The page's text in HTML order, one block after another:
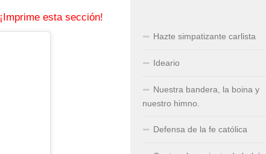
¡Imprime esta sección!
Hazte simpatizante carlista
Ideario
Nuestra bandera, la boina y
nuestro himno.
Defensa de la fe católica